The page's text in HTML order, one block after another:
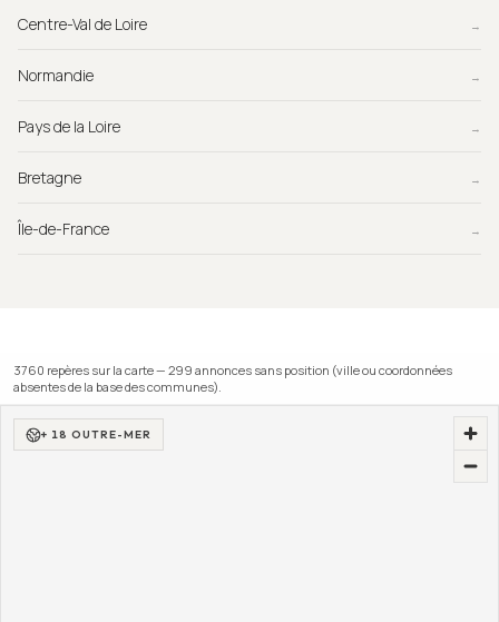
Centre-Val de Loire →
Normandie →
Pays de la Loire →
Bretagne →
Île-de-France →
3760 repères sur la carte — 299 annonces sans position (ville ou coordonnées
absentes de la base des communes).
+ 18 OUTRE-MER